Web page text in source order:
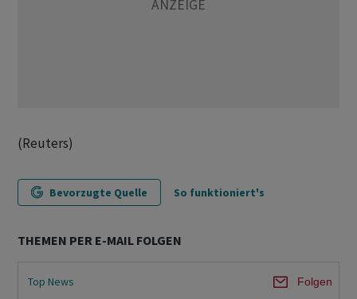
(Reuters)
Bevorzugte Quelle So funktioniert's
THEMEN PER E-MAIL FOLGEN
Top News Folgen